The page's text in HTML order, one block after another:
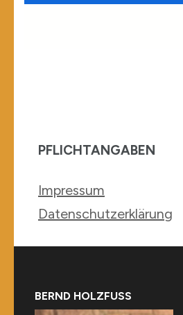
PFLICHTANGABEN
Impressum
Datenschutzerklärung
BERND HOLZFUSS